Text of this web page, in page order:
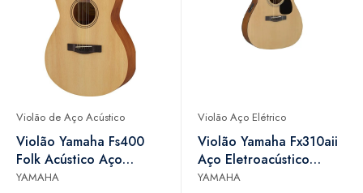
Violão de Aço Acústico
Violão Yamaha Fs400
Folk Acústico Aço
Natural Satin
YAMAHA
Violão Aço Elétrico
Violão Yamaha Fx310aii
Aço Eletroacústico
Natural Captador Art
YAMAHA